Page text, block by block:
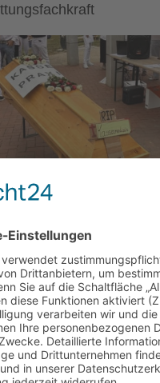
wir den Protest der
unterstützen
2 3 › »